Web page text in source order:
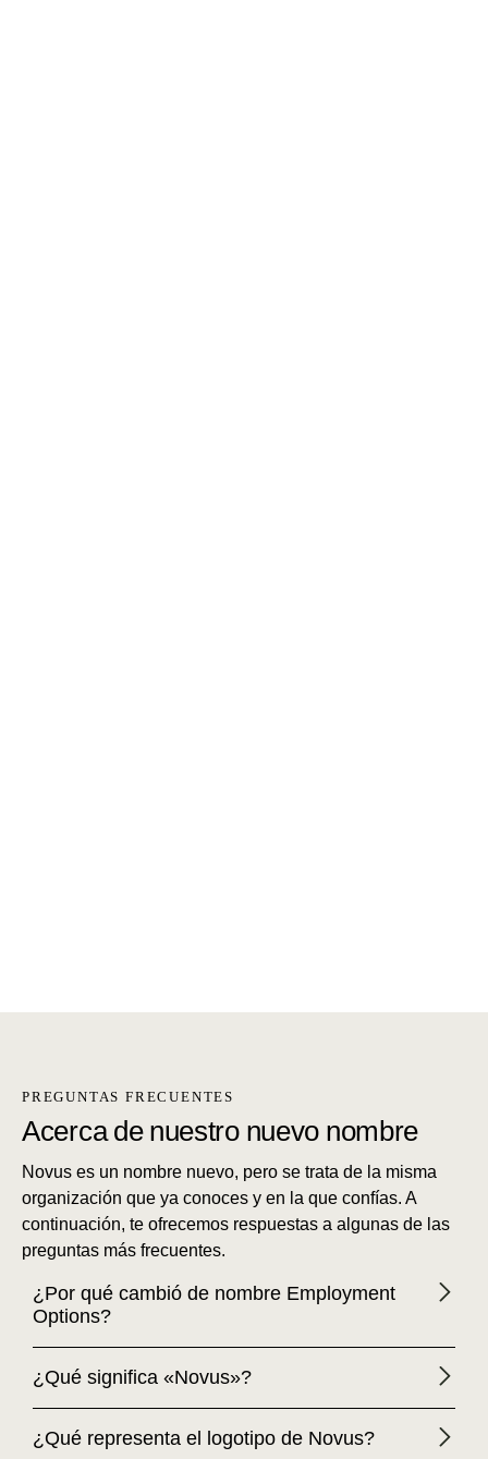
PREGUNTAS FRECUENTES
Acerca de nuestro nuevo nombre
Novus es un nombre nuevo, pero se trata de la misma
organización que ya conoces y en la que confías. A
continuación, te ofrecemos respuestas a algunas de las
preguntas más frecuentes.
¿Por qué cambió de nombre Employment
Options?
¿Qué significa «Novus»?
¿Qué representa el logotipo de Novus?